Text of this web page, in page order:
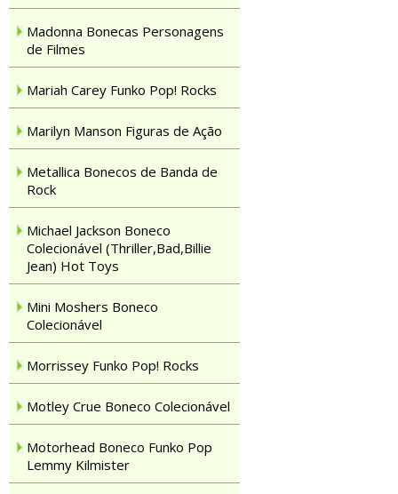
Madonna Bonecas Personagens
de Filmes
Mariah Carey Funko Pop! Rocks
Marilyn Manson Figuras de Ação
Metallica Bonecos de Banda de
Rock
Michael Jackson Boneco
Colecionável (Thriller,Bad,Billie
Jean) Hot Toys
Mini Moshers Boneco
Colecionável
Morrissey Funko Pop! Rocks
Motley Crue Boneco Colecionável
Motorhead Boneco Funko Pop
Lemmy Kilmister